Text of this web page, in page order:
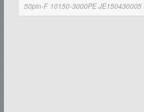
50pin-F 10150-3000PE